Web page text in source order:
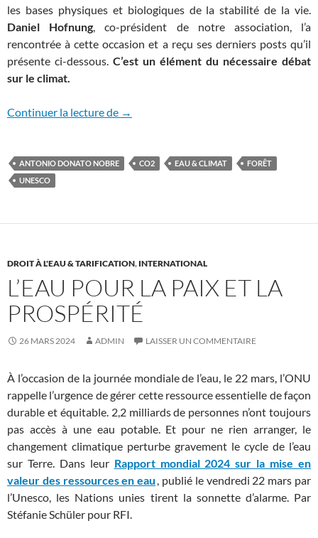
les bases physiques et biologiques de la stabilité de la vie.
Daniel Hofnung, co-président de notre association, l’a
rencontrée à cette occasion et a reçu ses derniers posts qu’il
présente ci-dessous. C’est un élément du nécessaire débat
sur le climat.
Continuer la lecture de Faut-il reconsidérer l’objectif de zéro
→
ANTONIO DONATO NOBRE CO2 EAU & CLIMAT
FORÊT
UNESCO
DROIT À L'EAU & TARIFICATION, INTERNATIONAL
L’EAU POUR LA PAIX ET LA
PROSPÉRITÉ
26 MARS 2024 ADMIN LAISSER UN COMMENTAIRE
À l’occasion de la journée mondiale de l’eau, le 22 mars, l’ONU
rappelle l’urgence de gérer cette ressource essentielle de façon
durable et équitable. 2,2 milliards de personnes n’ont toujours
pas accès à une eau potable. Et pour ne rien arranger, le
changement climatique perturbe gravement le cycle de l’eau
sur Terre. Dans leur Rapport mondial 2024 sur la mise en
valeur des ressources en eau , publié le vendredi 22 mars par
l’Unesco, les Nations unies tirent la sonnette d’alarme. Par
Stéfanie Schüler pour RFI.